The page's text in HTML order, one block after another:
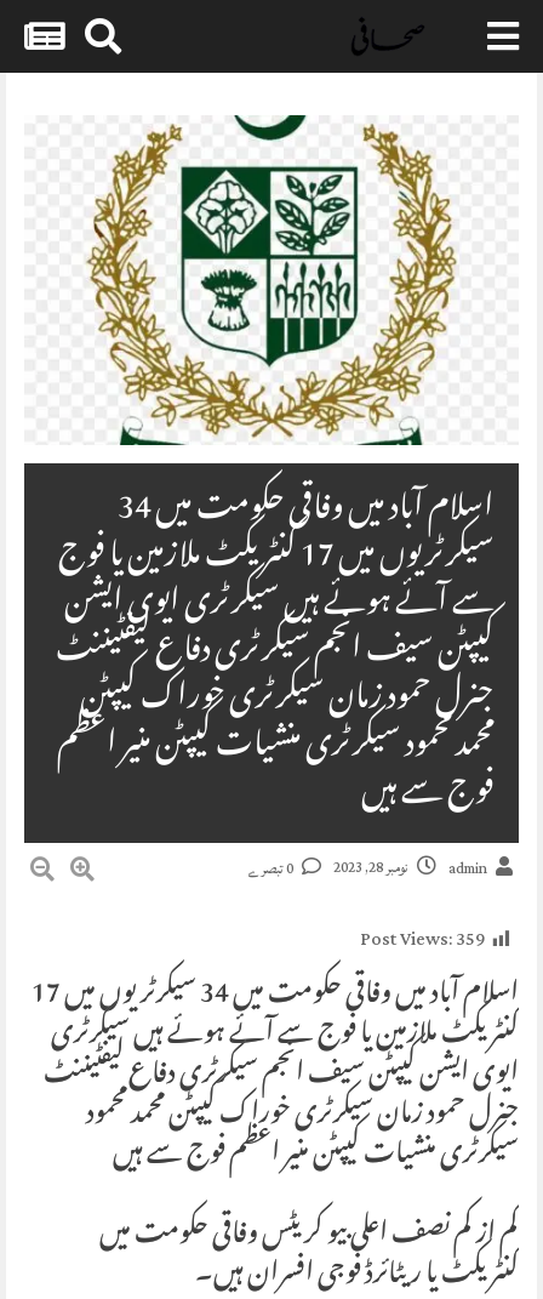
Skip
اسلام آباد میں وفاقی حکومت میں 34
سیکرٹریوں میں 17 کنٹریکٹ ملازمین یا فوج
سے آئے ہوئے ہیں سیکرٹری ایوی ایشن
کیپٹن سیف انجم سیکرٹری دفاع لیفٹیننٹ
جنرل حمود زمان سیکرٹری خوراک کیپٹن
محمد محمود سیکرٹری منشیات کیپٹن منیر اعظم
فوج سے ہیں
admin نومبر 28, 2023
Post Views:359
اسلام آباد میں وفاقی حکومت میں 34 سیکرٹریوں میں 17کنٹریکٹ ملازمین یا فوج سے آئے ہوئے ہیں سیکرٹری
ایوی ایشن کیپٹن سیف انجم سیکرٹری دفاع لیفٹیننٹ
جنرل حمود زمان سیکرٹری خوراک کیپٹن محمد محمود
سیکرٹری منشیات کیپٹن منیر اعظم فوج سے ہیں
کم از کم نصف اعلی بیو کریٹس وفاقی حکومت میں
کنٹریکٹ یا ریٹائرڈ فوجی افسران ہیں۔